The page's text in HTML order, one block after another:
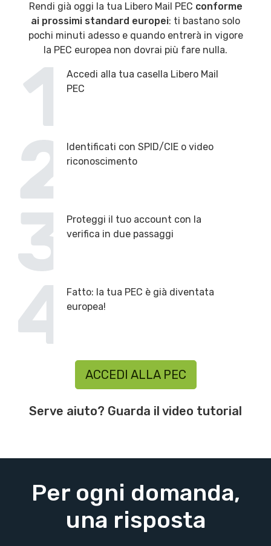
Rendi già oggi la tua Libero Mail PEC conforme
ai prossimi standard europei: ti bastano solo
pochi minuti adesso e quando entrerà in vigore
la PEC europea non dovrai più fare nulla.
Accedi alla tua casella Libero Mail
PEC
Identificati con SPID/CIE o video
riconoscimento
Proteggi il tuo account con la
verifica in due passaggi
Fatto: la tua PEC è già diventata
europea!
ACCEDI ALLA PEC
Serve aiuto? Guarda il video tutorial
Per ogni domanda,
una risposta